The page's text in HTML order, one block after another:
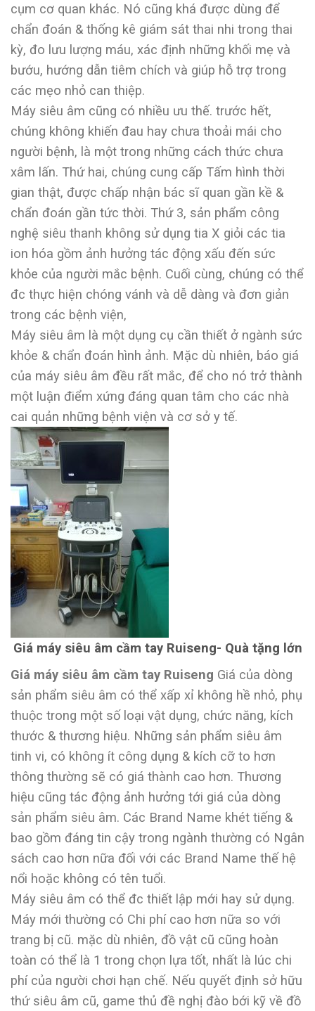
cụm cơ quan khác. Nó cũng khá được dùng để
chẩn đoán & thống kê giám sát thai nhi trong thai
kỳ, đo lưu lượng máu, xác định những khối mẹ và
bướu, hướng dẫn tiêm chích và giúp hỗ trợ trong
các mẹo nhỏ can thiệp.
Máy siêu âm cũng có nhiều ưu thế. trước hết,
chúng không khiến đau hay chưa thoải mái cho
người bệnh, là một trong những cách thức chưa
xâm lấn. Thứ hai, chúng cung cấp Tấm hình thời
gian thật, được chấp nhận bác sĩ quan gần kề &
chẩn đoán gần tức thời. Thứ 3, sản phẩm công
nghệ siêu thanh không sử dụng tia X giỏi các tia
ion hóa gồm ảnh hưởng tác động xấu đến sức
khỏe của người mắc bệnh. Cuối cùng, chúng có thể
đc thực hiện chóng vánh và dễ dàng và đơn giản
trong các bệnh viện,
Máy siêu âm là một dụng cụ cần thiết ở ngành sức
khỏe & chẩn đoán hình ảnh. Mặc dù nhiên, báo giá
của máy siêu âm đều rất mắc, để cho nó trở thành
một luận điểm xứng đáng quan tâm cho các nhà
cai quản những bệnh viện và cơ sở y tế.
Giá máy siêu âm cầm tay Ruiseng- Quà tặng lớn
Giá máy siêu âm cầm tay Ruiseng Giá của dòng
sản phẩm siêu âm có thể xấp xỉ không hề nhỏ, phụ
thuộc trong một số loại vật dụng, chức năng, kích
thước & thương hiệu. Những sản phẩm siêu âm
tinh vi, có không ít công dụng & kích cỡ to hơn
thông thường sẽ có giá thành cao hơn. Thương
hiệu cũng tác động ảnh hưởng tới giá của dòng
sản phẩm siêu âm. Các Brand Name khét tiếng &
bao gồm đáng tin cậy trong ngành thường có Ngân
sách cao hơn nữa đối với các Brand Name thế hệ
nổi hoặc không có tên tuổi.
Máy siêu âm có thể đc thiết lập mới hay sử dụng.
Máy mới thường có Chi phí cao hơn nữa so với
trang bị cũ. mặc dù nhiên, đồ vật cũ cũng hoàn
toàn có thể là 1 trong chọn lựa tốt, nhất là lúc chi
phí của người chơi hạn chế. Nếu quyết định sở hữu
thứ siêu âm cũ, game thủ đề nghị đào bới kỹ về đồ